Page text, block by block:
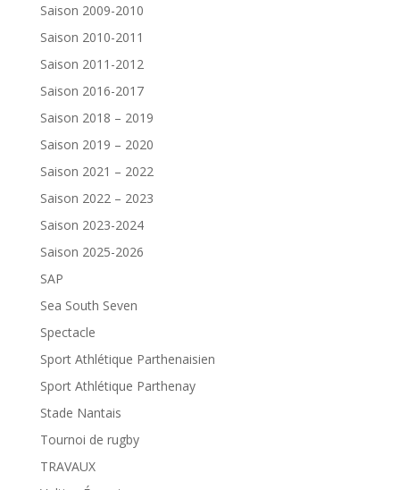
Saison 2009-2010
Saison 2010-2011
Saison 2011-2012
Saison 2016-2017
Saison 2018 – 2019
Saison 2019 – 2020
Saison 2021 – 2022
Saison 2022 – 2023
Saison 2023-2024
Saison 2025-2026
SAP
Sea South Seven
Spectacle
Sport Athlétique Parthenaisien
Sport Athlétique Parthenay
Stade Nantais
Tournoi de rugby
TRAVAUX